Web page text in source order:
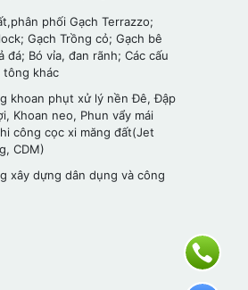
phối Gạch Terrazzo;
Gạch Trồng cỏ; Gạch bê
đá; Bó vỉa, đan rãnh; Các cấu
tông khác
khoan phụt xử lý nền Đê, Đập
Khoan neo, Phun vẩy mái
công cọc xi măng đất(Jet
CDM)
xây dựng dân dụng và công